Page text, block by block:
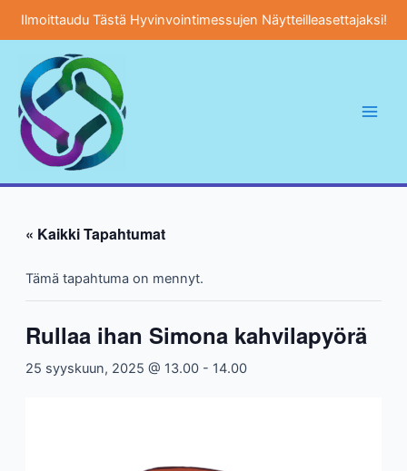
Ilmoittaudu Tästä Hyvinvointimessujen Näytteilleasettajaksi!
sisältöön
« Kaikki Tapahtumat
Tämä tapahtuma on mennyt.
Rullaa ihan Simona kahvilapyörä
25 syyskuun, 2025 @ 13.00- 14.00